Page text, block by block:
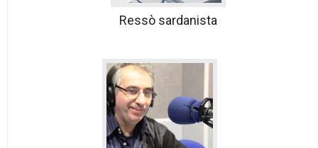
Ressò sardanista